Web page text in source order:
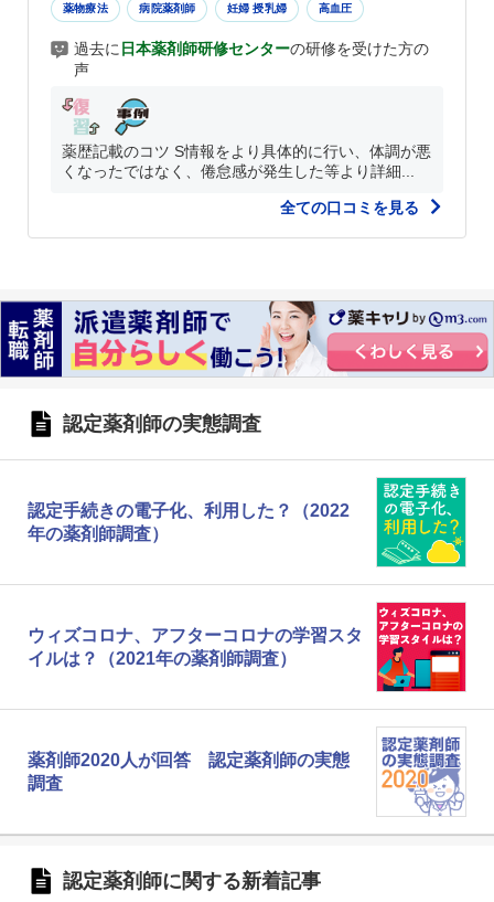
薬物療法 病院薬剤師 妊婦 授乳婦 高血圧
過去に 日本薬剤師研修センターの研修を受けた方の
声
薬歴記載のコツ S情報をより具体的に行い、体調が悪
くなったではなく、倦怠感が発生した等より詳細...
全ての口コミを見る
認定薬剤師の実態調査
認定手続きの電子化、利用した？（2022
年の薬剤師調査）
ウィズコロナ、アフターコロナの学習スタ
イルは？（2021年の薬剤師調査）
薬剤師2020人が回答 認定薬剤師の実態
調査
認定薬剤師に関する新着記事